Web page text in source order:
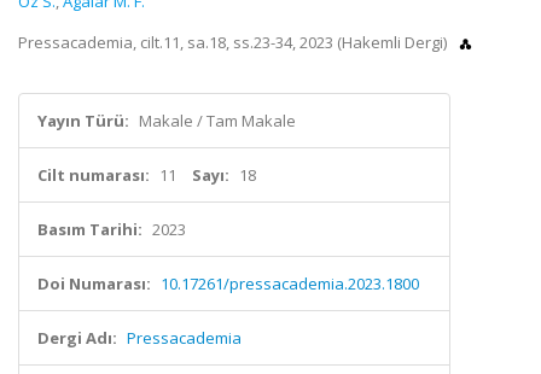
Pressacademia, cilt.11, sa.18, ss.23-34, 2023 (Hakemli Dergi)
Yayın Türü: Makale / Tam Makale
Cilt numarası: 11 Sayı: 18
Basım Tarihi: 2023
Doi Numarası: 10.17261/pressacademia.2023.1800
Dergi Adı: Pressacademia